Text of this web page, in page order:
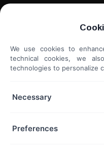
Weboldal kiértékelés
Shoprenter / Unas
Hideg e-mail
További szolgáltatások...
We use cookies to
technical cookies, we
technologies to personalize
Necessary
Preferences